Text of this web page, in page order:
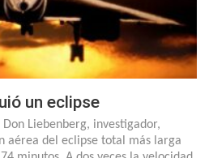
un eclipse
Liebenberg, investigador,
aérea del eclipse total más larga